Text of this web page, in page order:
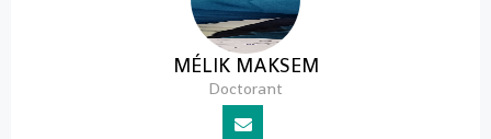
MÉLIK MAKSEM
Doctorant